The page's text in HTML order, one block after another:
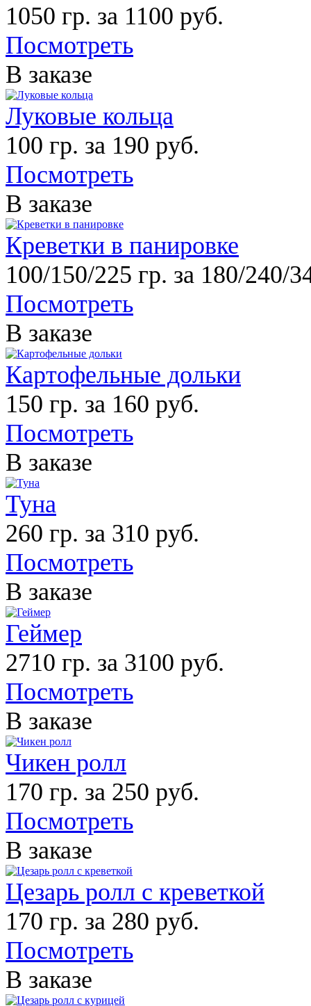
1050 гр. за 1100 руб.
Посмотреть
В заказе
Луковые кольца
100 гр. за 190 руб.
Посмотреть
В заказе
Креветки в панировке
100/150/225 гр. за 180/240/
Посмотреть
В заказе
Картофельные дольки
150 гр. за 160 руб.
Посмотреть
В заказе
Туна
260 гр. за 310 руб.
Посмотреть
В заказе
Геймер
2710 гр. за 3100 руб.
Посмотреть
В заказе
Чикен ролл
170 гр. за 250 руб.
Посмотреть
В заказе
Цезарь ролл с креветкой
170 гр. за 280 руб.
Посмотреть
В заказе